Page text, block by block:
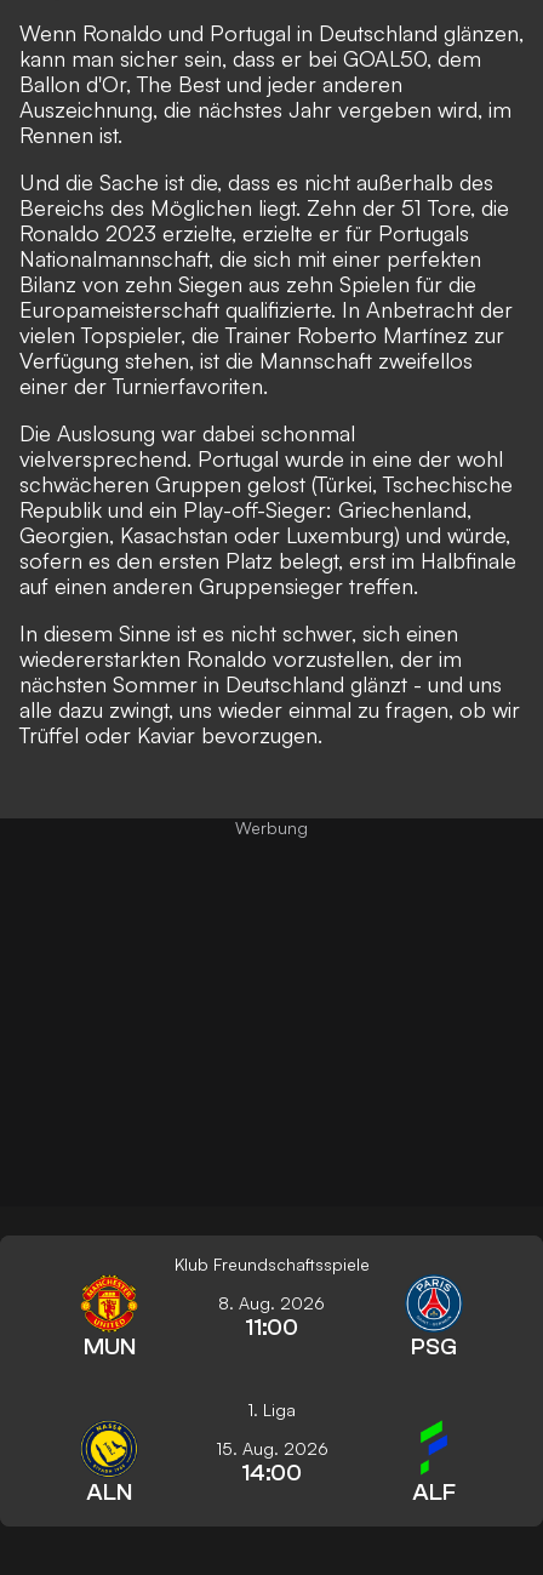
Wenn Ronaldo und Portugal in Deutschland glänzen,
kann man sicher sein, dass er bei GOAL50, dem
Ballon d'Or, The Best und jeder anderen
Auszeichnung, die nächstes Jahr vergeben wird, im
Rennen ist.
Und die Sache ist die, dass es nicht außerhalb des
Bereichs des Möglichen liegt. Zehn der 51 Tore, die
Ronaldo 2023 erzielte, erzielte er für Portugals
Nationalmannschaft, die sich mit einer perfekten
Bilanz von zehn Siegen aus zehn Spielen für die
Europameisterschaft qualifizierte. In Anbetracht der
vielen Topspieler, die Trainer Roberto Martínez zur
Verfügung stehen, ist die Mannschaft zweifellos
einer der Turnierfavoriten.
Die Auslosung war dabei schonmal
vielversprechend. Portugal wurde in eine der wohl
schwächeren Gruppen gelost (Türkei, Tschechische
Republik und ein Play-off-Sieger: Griechenland,
Georgien, Kasachstan oder Luxemburg) und würde,
sofern es den ersten Platz belegt, erst im Halbfinale
auf einen anderen Gruppensieger treffen.
In diesem Sinne ist es nicht schwer, sich einen
wiedererstarkten Ronaldo vorzustellen, der im
nächsten Sommer in Deutschland glänzt - und uns
alle dazu zwingt, uns wieder einmal zu fragen, ob wir
Trüffel oder Kaviar bevorzugen.
Klub Freundschaftsspiele
MUN
8. Aug. 2026
11:00
PSG
1. Liga
ALN
15. Aug. 2026
14:00
ALF